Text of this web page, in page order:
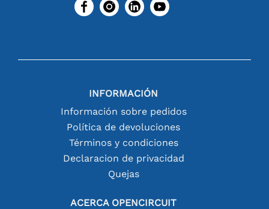
INFORMACIÓN
Información sobre pedidos
Política de devoluciones
Términos y condiciones
Declaracion de privacidad
Quejas
ACERCA OPENCIRCUIT